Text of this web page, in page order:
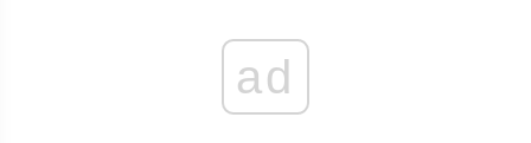
ad